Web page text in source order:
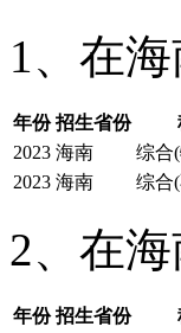
1、在
年份 招生省份
2023 海南 综合
2023 海南 综合
2、在
年份 招生省份